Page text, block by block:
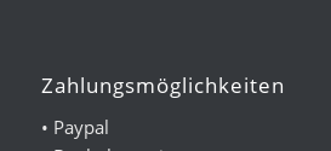
Zahlungsmöglichkeiten
• Paypal